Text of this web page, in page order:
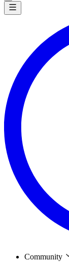
Community